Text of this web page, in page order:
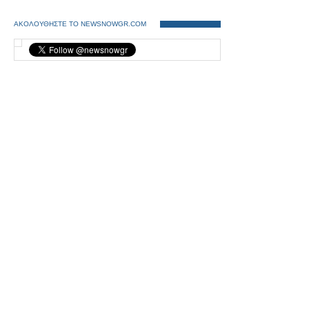
ΑΚΟΛΟΥΘΗΣΤΕ ΤΟ NEWSNOWGR.COM